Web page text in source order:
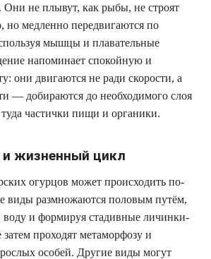
Они не плывут, как рыбы, не строят
но медленно передвигаются по
мышцы и плавательные
напоминает спокойную и
они двигаются не ради скорости, а
— добираются до необходимого слоя
частички пищи и органики.
жизненный цикл
огурцов может происходить по-
виды размножаются половым путём,
воду и формируя стадивные личинки-
проходят метаморфозу и
особей. Другие виды могут